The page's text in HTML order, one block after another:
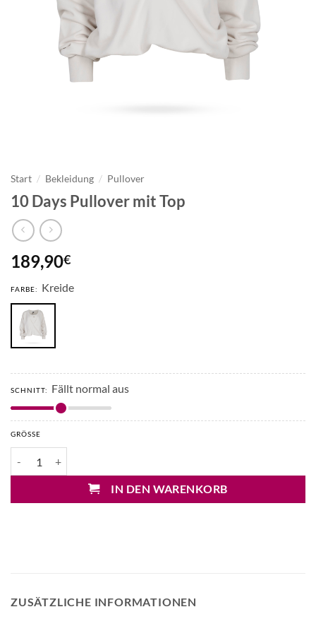
Start / Bekleidung / Pullover
10 Days Pullover mit Top
189,90€
FARBE: Kreide
SCHNITT: Fällt normal aus
GRÖSSE
IN DEN WARENKORB
ZUSÄTZLICHE INFORMATIONEN